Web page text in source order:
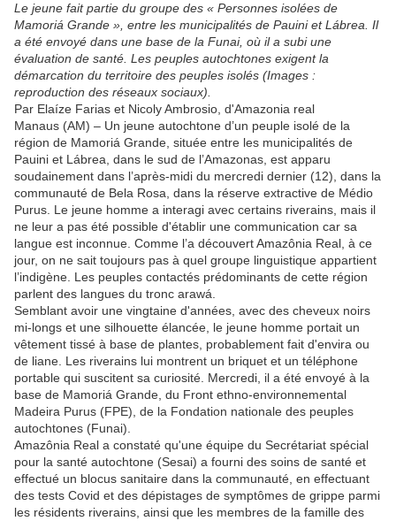
Le jeune fait partie du groupe des « Personnes isolées de
Mamoriá Grande », entre les municipalités de Pauini et Lábrea. Il
a été envoyé dans une base de la Funai, où il a subi une
évaluation de santé. Les peuples autochtones exigent la
démarcation du territoire des peuples isolés (Images :
reproduction des réseaux sociaux).
Par Elaíze Farias et Nicoly Ambrosio, d'Amazonia real
Manaus (AM) – Un jeune autochtone d’un peuple isolé de la
région de Mamoriá Grande, située entre les municipalités de
Pauini et Lábrea, dans le sud de l’Amazonas, est apparu
soudainement dans l’après-midi du mercredi dernier (12), dans la
communauté de Bela Rosa, dans la réserve extractive de Médio
Purus. Le jeune homme a interagi avec certains riverains, mais il
ne leur a pas été possible d'établir une communication car sa
langue est inconnue. Comme l’a découvert Amazônia Real, à ce
jour, on ne sait toujours pas à quel groupe linguistique appartient
l’indigène. Les peuples contactés prédominants de cette région
parlent des langues du tronc arawá.
Semblant avoir une vingtaine d'années, avec des cheveux noirs
mi-longs et une silhouette élancée, le jeune homme portait un
vêtement tissé à base de plantes, probablement fait d'envira ou
de liane. Les riverains lui montrent un briquet et un téléphone
portable qui suscitent sa curiosité. Mercredi, il a été envoyé à la
base de Mamoriá Grande, du Front ethno-environnemental
Madeira Purus (FPE), de la Fondation nationale des peuples
autochtones (Funai).
Amazônia Real a constaté qu'une équipe du Secrétariat spécial
pour la santé autochtone (Sesai) a fourni des soins de santé et
effectué un blocus sanitaire dans la communauté, en effectuant
des tests Covid et des dépistages de symptômes de grippe parmi
les résidents riverains, ainsi que les membres de la famille des